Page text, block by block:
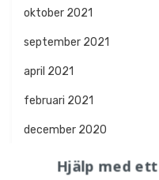
oktober 2021
september 2021
april 2021
februari 2021
december 2020
oktober 2020Hjälp med